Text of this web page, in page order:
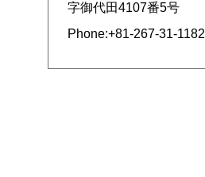
字御代田4107番5号
Phone:+81-267-31-1182